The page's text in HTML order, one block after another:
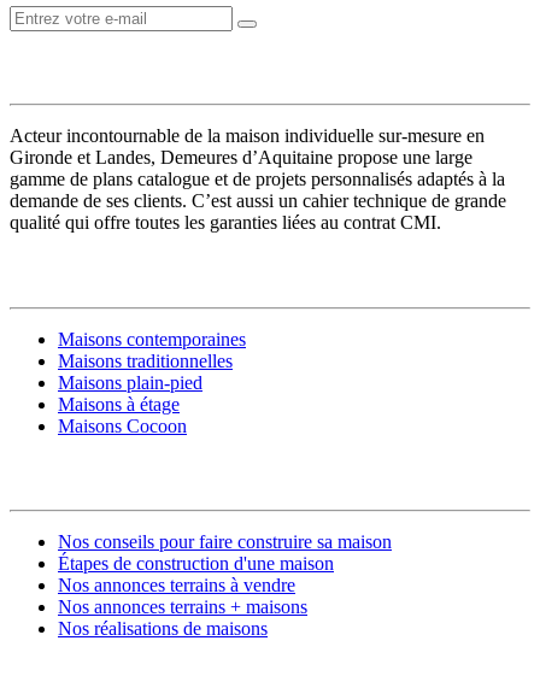
Acteur incontournable de la maison individuelle sur-mesure en
Gironde et Landes, Demeures d’Aquitaine propose une large
gamme de plans catalogue et de projets personnalisés adaptés à la
demande de ses clients. C’est aussi un cahier technique de grande
qualité qui offre toutes les garanties liées au contrat CMI.
Maisons contemporaines
Maisons traditionnelles
Maisons plain-pied
Maisons à étage
Maisons Cocoon
Nos conseils pour faire construire sa maison
Étapes de construction d'une maison
Nos annonces terrains à vendre
Nos annonces terrains + maisons
Nos réalisations de maisons